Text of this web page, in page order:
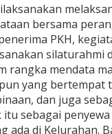
bersama
PKH,
silaturahmi
rangka mendata
yang bertempat
dan juga
itu sebagai
ada di Kelurahan.